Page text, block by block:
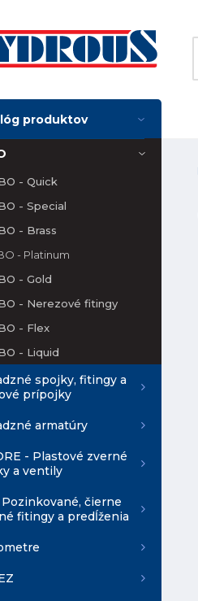
produktov
- Quick
- Special
- Brass
- Platinum
- Gold
- Nerezové fitingy
- Flex
- Liquid
spojky, fitingy a
prípojky
armatúry
- Plastové zverné
a ventily
čierne
fitingy a predĺženia